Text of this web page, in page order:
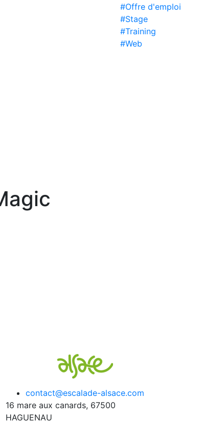
#Offre d'emploi
#Stage
#Training
#Web
contact@escalade-alsace.com
16 mare aux canards, 67500
HAGUENAU